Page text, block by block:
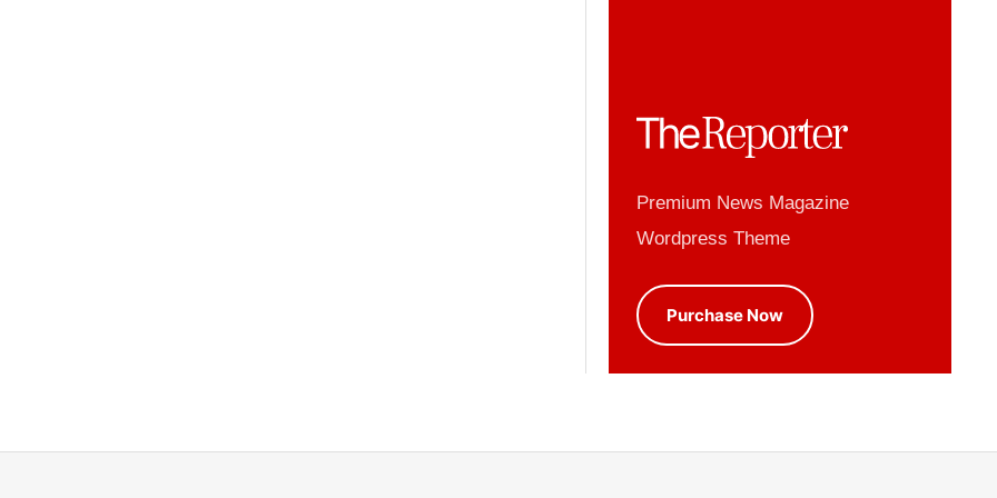
Premium News Magazine
Wordpress Theme
Purchase Now